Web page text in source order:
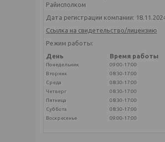
Райисполком
Дата регистрации компании:
Ссылка на свидетельство/лицензию
Режим работы:
День
Время работы
Понедельник
09:00-17:00
Вторник
08:30-17:00
Среда
08:30-17:00
Четверг
08:30-17:00
Пятница
08:30-17:00
Суббота
08:30-17:00
Воскресенье
09:00-17:00